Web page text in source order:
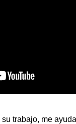
trabajo, me